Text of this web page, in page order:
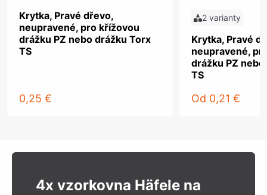
Krytka, Pravé dřevo,
neupravené, pro křížovou
drážku PZ nebo drážku Torx
TS
0,25 €
2 varianty
Krytka, Pravé
neupravené,
drážku PZ
TS
Od 0,21 €
4x vzorkovna Häfele na